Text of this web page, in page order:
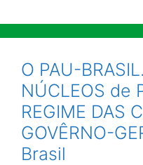
O PAU-
NÚCLEOS de
REGIME DAS
GOVÊRNO-
Brasil